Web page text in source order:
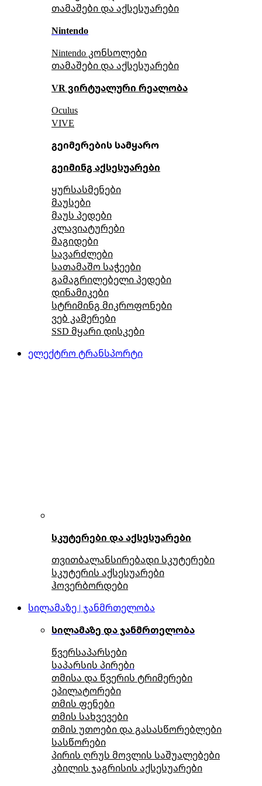
თამაშები და აქსესუარები
Nintendo
Nintendo კონსოლები
თამაშები და აქსესუარები
VR ვირტუალური რეალობა
Oculus
VIVE
გეიმერების სამყარო
გეიმინგ აქსესუარები
ყურსასმენები
მაუსები
მაუს პედები
კლავიატურები
მაგიდები
სავარძლები
სათამაშო საჭეები
გამაგრილებელი პედები
დინამიკები
სტრიმინგ მიკროფონები
ვებ კამერები
SSD მყარი დისკები
ელექტრო ტრანსპორტი
სკუტერები და აქსესუარები
თვითბალანსირებადი სკუტერები
სკუტერის აქსესუარები
ჰოვერბორდები
სილამაზე | ჯანმრთელობა
სილამაზე და ჯანმრთელობა
წვერსაპარსები
საპარსის პირები
თმისა და წვერის ტრიმერები
ეპილატორები
თმის ფენები
თმის სახვევები
თმის უთოები და გასასწორებლები
სასწორები
პირის ღრუს მოვლის საშუალებები
კბილის ჯაგრისის აქსესუარები